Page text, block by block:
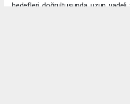
hedefleri doğrultusunda uzun